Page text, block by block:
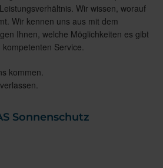
Wir wissen, worauf
Wir kennen uns aus mit dem
Ihnen, welche Möglichkeiten es gibt
Service.
kommen.
Sonnenschutz